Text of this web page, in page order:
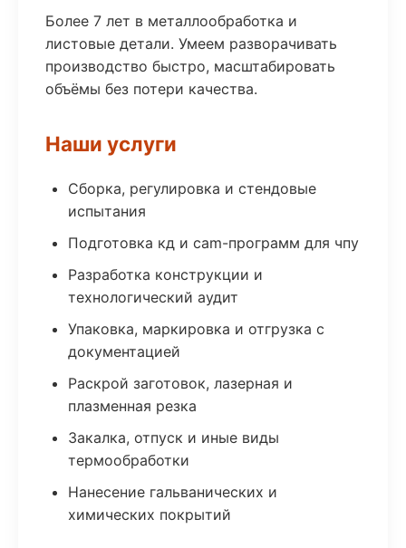
Более 7 лет в металлообработка и
листовые детали. Умеем разворачивать
производство быстро, масштабировать
объёмы без потери качества.
Наши услуги
Сборка, регулировка и стендовые
испытания
Подготовка кд и cam-программ для чпу
Разработка конструкции и
технологический аудит
Упаковка, маркировка и отгрузка с
документацией
Раскрой заготовок, лазерная и
плазменная резка
Закалка, отпуск и иные виды
термообработки
Нанесение гальванических и
химических покрытий